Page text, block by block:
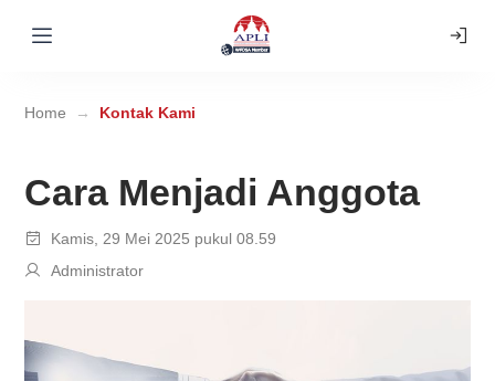
Home Kontak Kami
Cara Menjadi Anggota
Kamis, 29 Mei 2025 pukul 08.59
Administrator